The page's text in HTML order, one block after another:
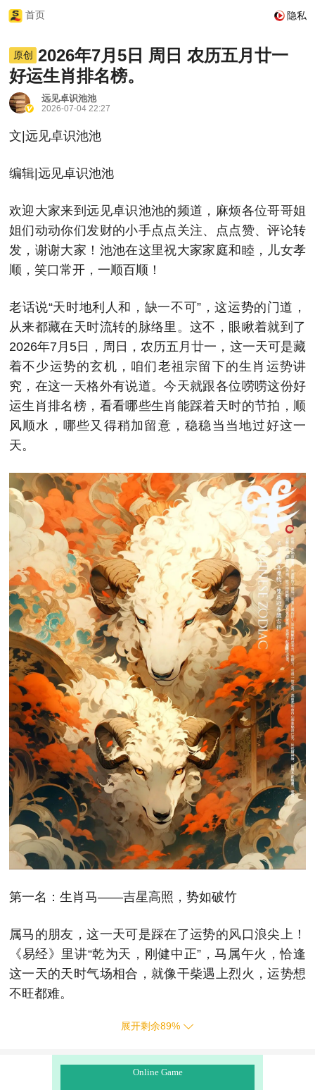
首页 隐私
原创
2026年7月5日 周日 农历五月廿一
好运生肖排名榜。
远见卓识池池
2026-07-04 22:27
文|远见卓识池池
编辑|远见卓识池池
欢迎大家来到远见卓识池池的频道，麻烦各位哥哥姐
姐们动动你们发财的小手点点关注、点点赞、评论转
发，谢谢大家！池池在这里祝大家家庭和睦，儿女孝
顺，笑口常开，一顺百顺！
老话说“天时地利人和，缺一不可”，这运势的门道，
从来都藏在天时流转的脉络里。这不，眼瞅着就到了
2026年7月5日，周日，农历五月廿一，这一天可是藏
着不少运势的玄机，咱们老祖宗留下的生肖运势讲
究，在这一天格外有说道。今天就跟各位唠唠这份好
运生肖排名榜，看看哪些生肖能踩着天时的节拍，顺
风顺水，哪些又得稍加留意，稳稳当当地过好这一
天。
第一名：生肖马——吉星高照，势如破竹
属马的朋友，这一天可是踩在了运势的风口浪尖上！
《易经》里讲“乾为天，刚健中正”，马属午火，恰逢
这一天的天时气场相合，就像干柴遇上烈火，运势想
不旺都难。
展开剩余89%